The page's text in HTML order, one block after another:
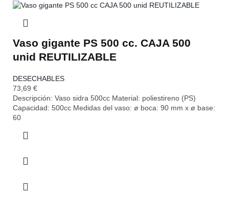
Vaso gigante PS 500 cc. CAJA 500
unid REUTILIZABLE
DESECHABLES
73,69 €
Descripción: Vaso sidra 500cc Material: poliestireno (PS)
Capacidad: 500cc Medidas del vaso: ø boca: 90 mm x ø base:
60